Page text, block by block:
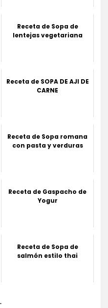
Receta de Sopa de
lentejas vegetariana
Receta de SOPA DE AJI DE
CARNE
Receta de Sopa romana
con pasta y verduras
Receta de Gaspacho de
Yogur
Receta de Sopa de
salmón estilo thai